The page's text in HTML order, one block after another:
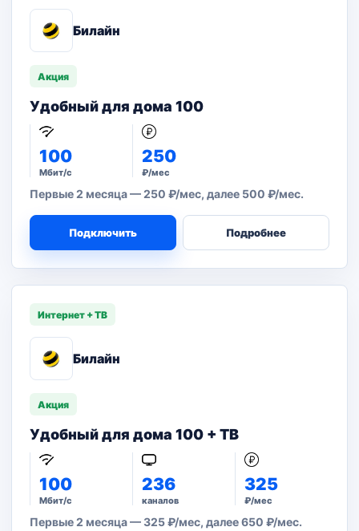
Билайн
Акция
Удобный для дома 100
100
Мбит/с
250
₽/мес
Первые 2 месяца — 250 ₽/мес, далее 500 ₽/мес.
Подключить Подробнее
Интернет + ТВ
Билайн
Акция
Удобный для дома 100 + ТВ
100
Мбит/с
236
каналов
325
₽/мес
Первые 2 месяца — 325 ₽/мес, далее 650 ₽/мес.